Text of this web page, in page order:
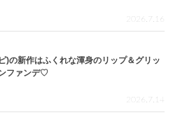
2026.7.16
)の新作はふくれな渾身のリップ＆グリッ
ファンデ♡
2026.7.14